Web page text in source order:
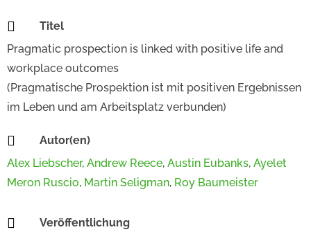

Titel
Pragmatic prospection is linked with positive life and
workplace outcomes
(Pragmatische Prospektion ist mit positiven Ergebnissen
im Leben und am Arbeitsplatz verbunden)

Autor(en)
Alex Liebscher, Andrew Reece, Austin Eubanks, Ayelet
Meron Ruscio, Martin Seligman, Roy Baumeister

Veröffentlichung